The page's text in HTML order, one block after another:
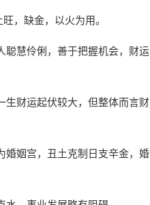
，缺金，以火为用。
聪慧伶俐，善于把握机会，财运
生财运起伏较大，但整体而言财
婚姻宫，丑土克制日支辛金，婚